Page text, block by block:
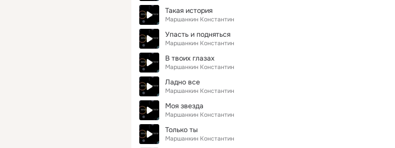
Такая история
Маршанкин Константин
Упасть и подняться
Маршанкин Константин
В твоих глазах
Маршанкин Константин
Ладно все
Маршанкин Константин
Моя звезда
Маршанкин Константин
Только ты
Маршанкин Константин